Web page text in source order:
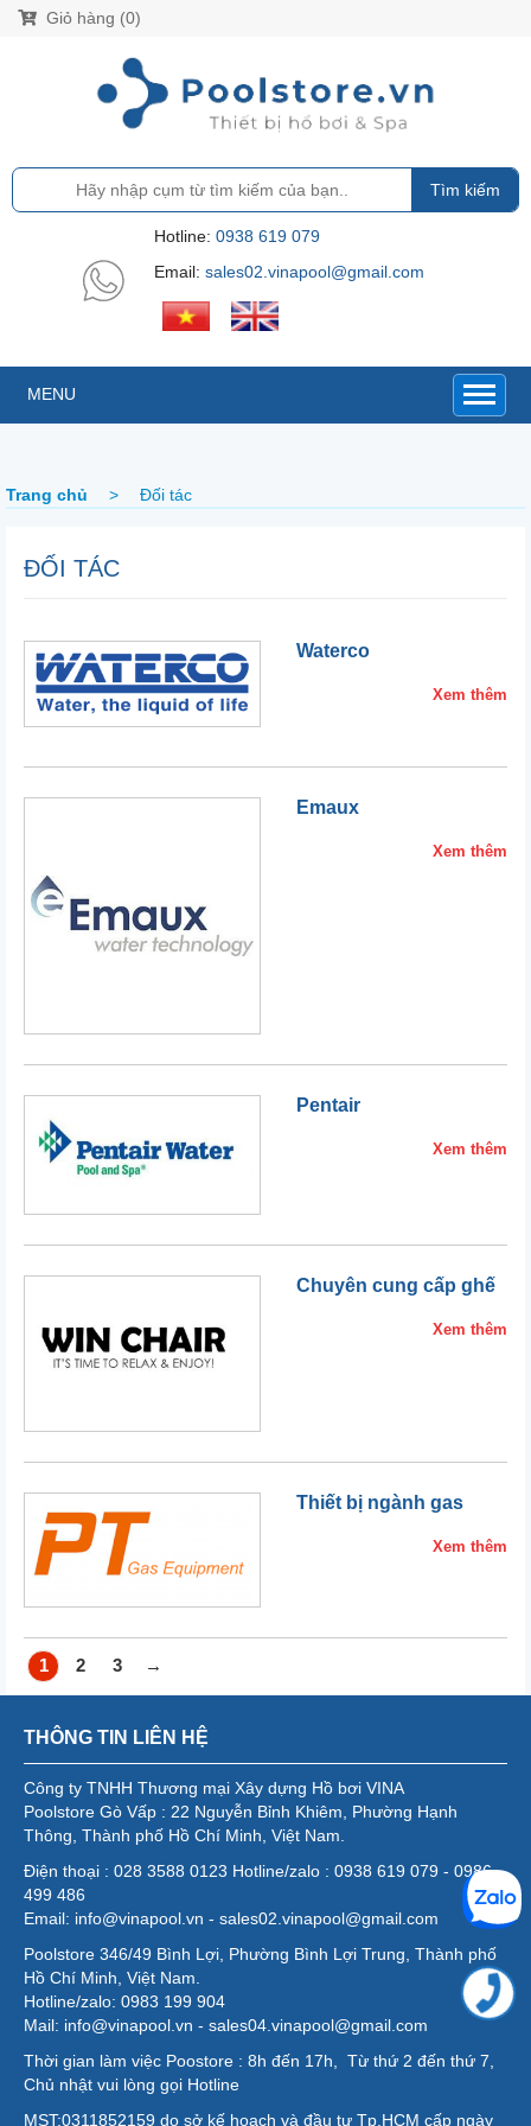
Giỏ hàng (0)
Tìm kiếm
Hotline: 0938 619 079
Email: sales02.vinapool@gmail.com
MENU
Trang chủ > Đối tác
ĐỐI TÁC
Waterco
Xem thêm
Emaux
Xem thêm
Pentair
Xem thêm
Chuyên cung cấp ghế
Xem thêm
Thiết bị ngành gas
Xem thêm
1 2 3 →
THÔNG TIN LIÊN HỆ
Công ty TNHH Thương mại Xây dựng Hồ bơi VINA
Poolstore Gò Vấp : 22 Nguyễn Bỉnh Khiêm, Phường Hạnh
Thông, Thành phố Hồ Chí Minh, Việt Nam.
Điện thoại : 028 3588 0123 Hotline/zalo : 0938 619 079 - 0986
499 486
Email: info@vinapool.vn - sales02.vinapool@gmail.com
Poolstore 346/49 Bình Lợi, Phường Bình Lợi Trung, Thành phố
Hồ Chí Minh, Việt Nam.
Hotline/zalo: 0983 199 904
Mail: info@vinapool.vn - sales04.vinapool@gmail.com
Thời gian làm việc Poostore : 8h đến 17h, Từ thứ 2 đến thứ 7,
Chủ nhật vui lòng gọi Hotline
MST:0311852159 do sở kế hoạch và đầu tư Tp.HCM cấp ngày